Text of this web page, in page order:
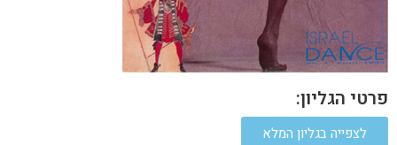
פרטי הגליון:
לצפייה בגליון המלא